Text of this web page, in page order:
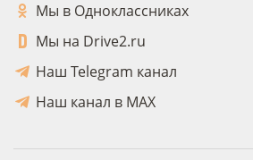
Мы в Одноклассниках
Мы на Drive2.ru
Наш Telegram канал
Наш канал в MAX